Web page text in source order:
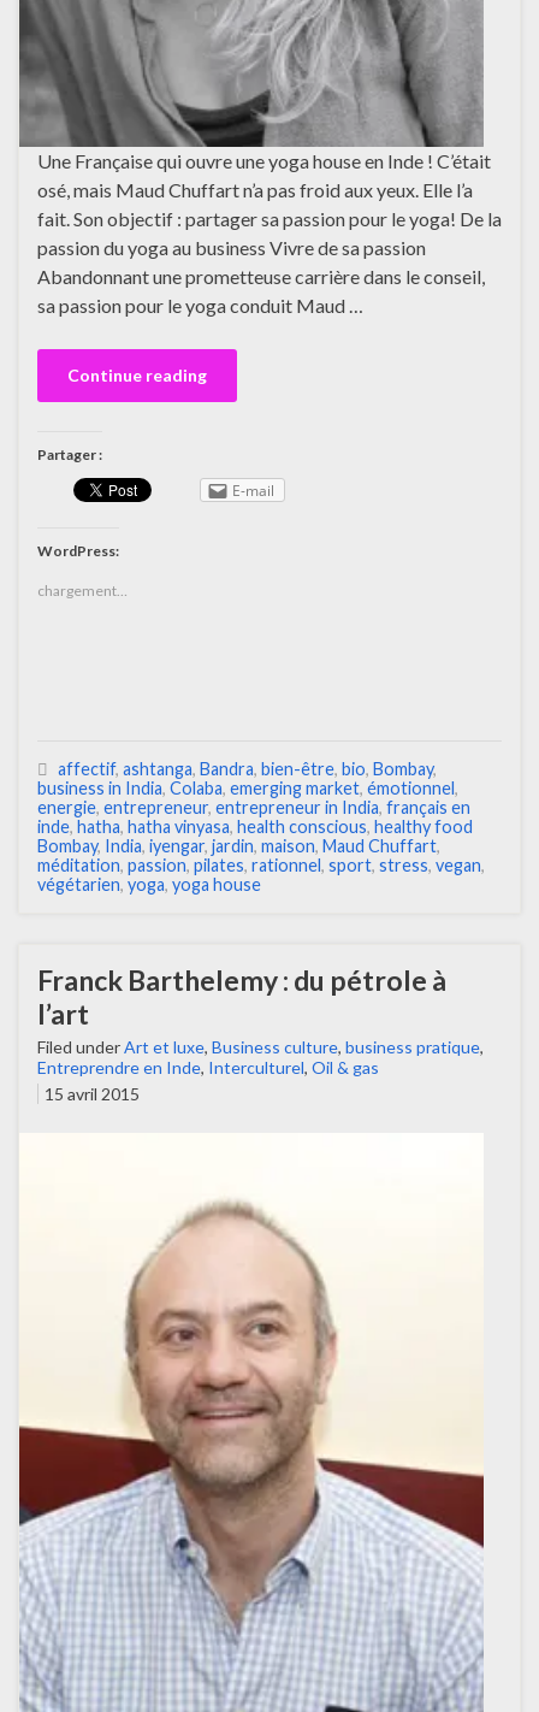
Une Française qui ouvre une yoga house en Inde ! C’était
osé, mais Maud Chuffart n’a pas froid aux yeux. Elle l’a
fait. Son objectif : partager sa passion pour le yoga! De la
passion du yoga au business Vivre de sa passion
Abandonnant une prometteuse carrière dans le conseil,
sa passion pour le yoga conduit Maud …
Continue reading
Partager :
E-mail
WordPress:
chargement…
affectif, ashtanga, Bandra, bien-être, bio, Bombay,
business in India, Colaba, emerging market, émotionnel,
energie, entrepreneur, entrepreneur in India, français en
inde, hatha, hatha vinyasa, health conscious, healthy food
Bombay, India, iyengar, jardin, maison, Maud Chuffart,
méditation, passion, pilates, rationnel, sport, stress, vegan,
végétarien, yoga, yoga house
Franck Barthelemy : du pétrole à
l’art
Filed underArt et luxe, Business culture, business pratique,
Entreprendre en Inde, Interculturel, Oil & gas
15 avril 2015